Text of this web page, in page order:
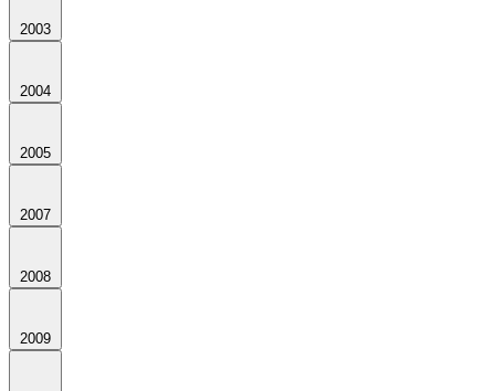
2003
2004
2005
2007
2008
2009